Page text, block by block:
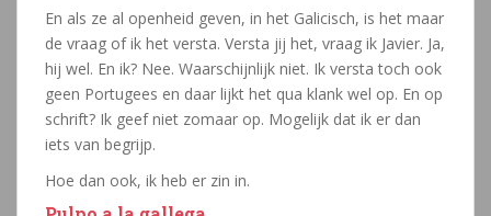
En als ze al openheid geven, in het Galicisch, is het maar
de vraag of ik het versta. Versta jij het, vraag ik Javier. Ja,
hij wel. En ik? Nee. Waarschijnlijk niet. Ik versta toch ook
geen Portugees en daar lijkt het qua klank wel op. En op
schrift? Ik geef niet zomaar op. Mogelijk dat ik er dan
iets van begrijp.
Hoe dan ook, ik heb er zin in.